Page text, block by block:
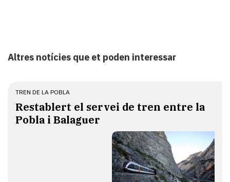
Altres notícies que et poden interessar
TREN DE LA POBLA
Restablert el servei de tren entre la
Pobla i Balaguer